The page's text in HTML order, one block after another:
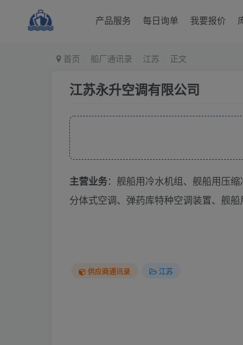
产品服务 每日询单 我要报价
首页 船厂通讯录 江苏 正文
江苏永升空调有限公司
主营业务：舰船用冷水机组、舰船用压
分体式空调、弹药库特种空调装置、舰船
供应商通讯录 江苏